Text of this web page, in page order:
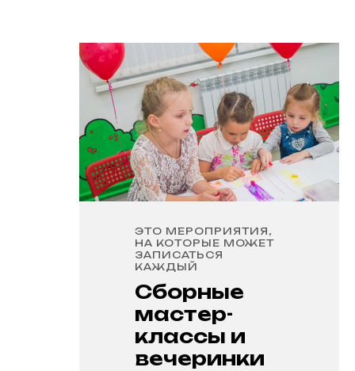
ЭТО МЕРОПРИЯТИЯ,
НА КОТОРЫЕ МОЖЕТ
ЗАПИСАТЬСЯ
КАЖДЫЙ
Сборные
мастер-
классы и
вечеринки